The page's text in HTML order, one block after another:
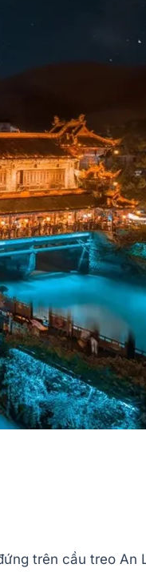
trên cầu treo An